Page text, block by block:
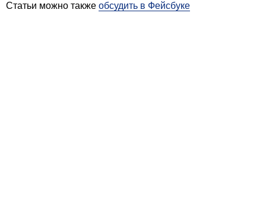
Статьи можно также обсудить в Фейсбуке